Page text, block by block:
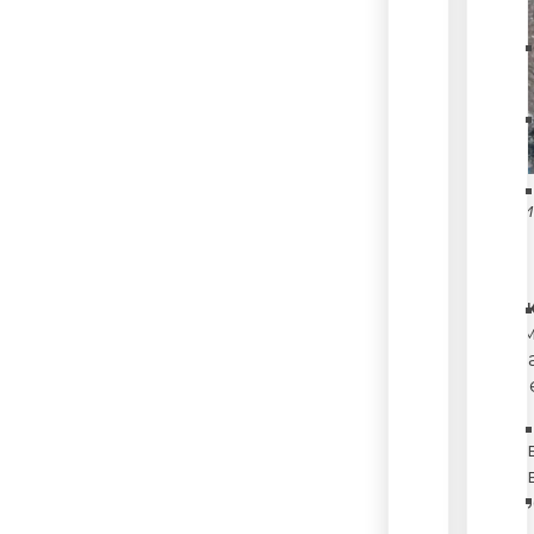
22
23
С 24